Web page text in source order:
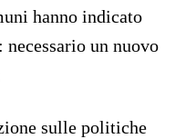
hanno indicato
un nuovo
sulle politiche